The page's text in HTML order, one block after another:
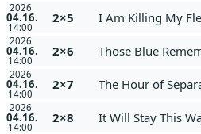
2026
04.16.
14:00
2×5 I Am Killing My
2026
04.16.
14:00
2×6 Those Blue
2026
04.16.
14:00
2×7 The Hour of
2026
04.16.
14:00
2×8 It Will Stay This